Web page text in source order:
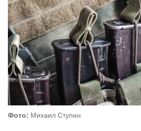
Фото: Михаил Ступин